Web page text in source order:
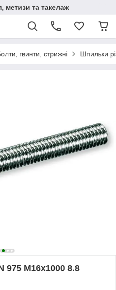
метизи та такелаж
гвинти, стрижні Шпильки
975 М16х1000 8.8